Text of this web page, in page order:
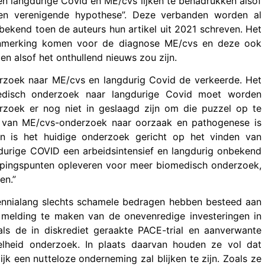
hypothese”. Deze verbanden worden al
toen de auteurs hun artikel uit 2021 schreven. Het
komen voor de diagnose ME/cvs en deze ook
alsof het onthullend nieuws zou zijn.
naar ME/cvs en langdurig Covid de verkeerde. Het
onderzoek naar langdurige Covid moet worden
er nog niet in geslaagd zijn om die puzzel op te
ME/cvs-onderzoek naar oorzaak en pathogenese is
is het huidige onderzoek gericht op het vinden van
COVID een arbeidsintensief en langdurig onbekend
opleveren voor meer biomedisch onderzoek,
slechts schamele bedragen hebben besteed aan
te maken van de onevenredige investeringen in
de in diskrediet geraakte PACE-trial en aanverwante
onderzoek. In plaats daarvan houden ze vol dat
een nutteloze onderneming zal blijken te zijn. Zoals ze